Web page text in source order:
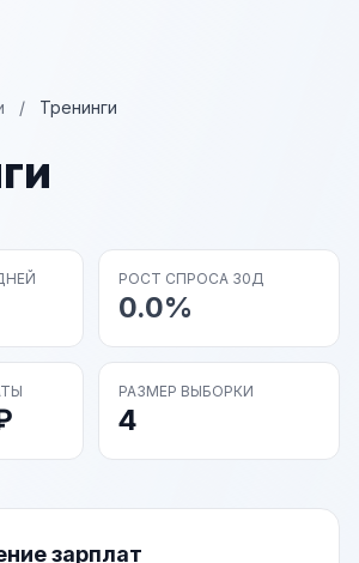
/ Тренинги
РОСТ СПРОСА 30Д
0.0%
РАЗМЕР ВЫБОРКИ
4
зарплат